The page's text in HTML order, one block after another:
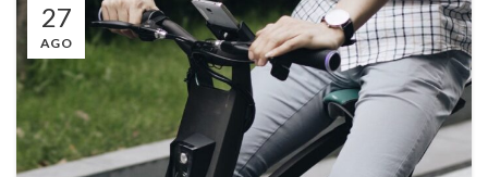
27
AGO